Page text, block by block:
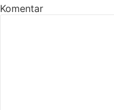
Komentar